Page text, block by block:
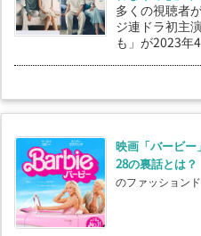
多くの視聴者
ジ連ドラ初主
も」が2023年
映画「バービ
28の裏話とは？
のファッション